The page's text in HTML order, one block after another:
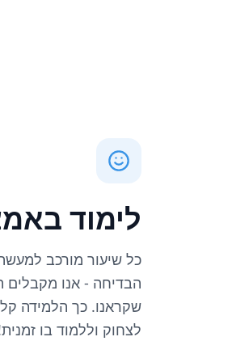
לימוד
כל שיעור מורכב
הבדיחה - אנו מקבלים
שקראנו. כך הלמידה
לצחוק וללמוד בו